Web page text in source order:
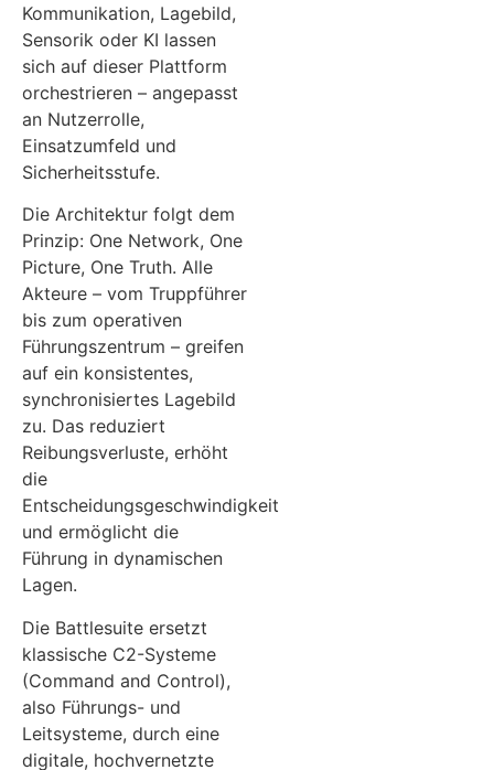
Kommunikation, Lagebild,
Sensorik oder KI lassen
sich auf dieser Plattform
orchestrieren – angepasst
an Nutzerrolle,
Einsatzumfeld und
Sicherheitsstufe.
Die Architektur folgt dem
Prinzip: One Network, One
Picture, One Truth. Alle
Akteure – vom Truppführer
bis zum operativen
Führungszentrum – greifen
auf ein konsistentes,
synchronisiertes Lagebild
zu. Das reduziert
Reibungsverluste, erhöht
die
Entscheidungsgeschwindigkeit
und ermöglicht die
Führung in dynamischen
Lagen.
Die Battlesuite ersetzt
klassische C2-Systeme
(Command and Control),
also Führungs- und
Leitsysteme, durch eine
digitale, hochvernetzte